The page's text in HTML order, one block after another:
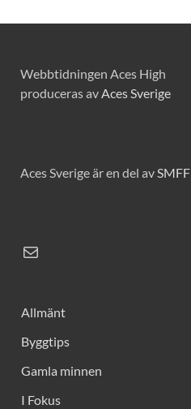
Webbtidningen Aces High
produceras avAces Sverige
Aces Sverige är en del avSMFF
Allmänt
Byggtips
Gamla minnen
I Fokus